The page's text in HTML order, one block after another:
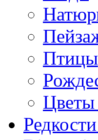
Птицы
Цветы